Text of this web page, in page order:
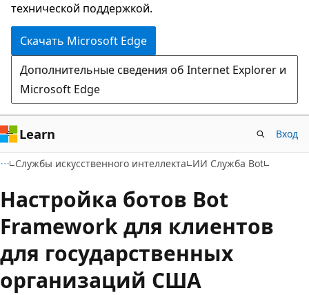
технической поддержкой.
Скачать Microsoft Edge
Дополнительные сведения об Internet Explorer и
Microsoft Edge
Learn Вход
Службы искусственного интеллекта ИИ Служба Bot
Настройка ботов Bot
Framework для клиентов
для государственных
организаций США